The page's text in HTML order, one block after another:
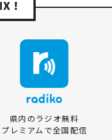
県内のラジオ無料
プレミアムで全国配信